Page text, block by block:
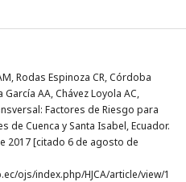
Rodas Espinoza CR, Córdoba
AA, Chávez Loyola AC,
Factores de Riesgo para
de Cuenca y Santa Isabel, Ecuador.
2017 [citado 6 de agosto de
ojs/index.php/HJCA/article/view/1